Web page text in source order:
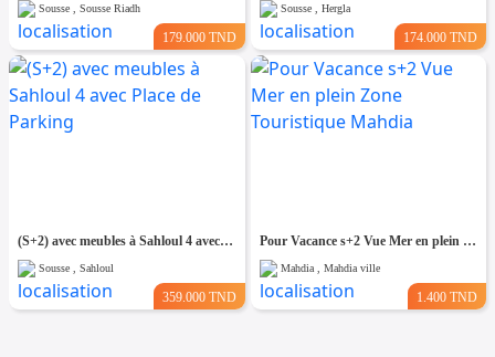
Sousse , Sousse Riadh
179.000 TND
Sousse , Hergla
174.000 TND
(S+2) avec meubles à Sahloul 4 avec Place de Parking
Sousse , Sahloul
359.000 TND
Pour Vacance s+2 Vue Mer en plein Zone Touristique Mahdia
Mahdia , Mahdia ville
1.400 TND